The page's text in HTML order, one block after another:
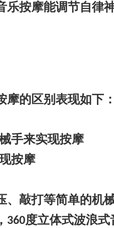
乐按摩能调节自律
的区别表现如下：
手来实现按摩
按摩
、敲打等简单的机
360度立体式波浪